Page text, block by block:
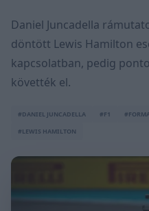
Daniel Juncadella
döntött Lewis Hamilton
kapcsolatban, pedig
követték el.
#DANIEL JUNCADELLA #F1
#LEWIS HAMILTON